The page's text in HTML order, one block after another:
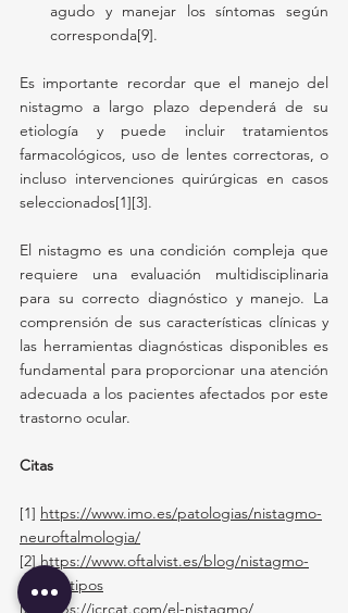
agudo y manejar los síntomas según
corresponda[9].
Es importante recordar que el manejo del
nistagmo a largo plazo dependerá de su
etiología y puede incluir tratamientos
farmacológicos, uso de lentes correctoras, o
incluso intervenciones quirúrgicas en casos
seleccionados[1][3].
El nistagmo es una condición compleja que
requiere una evaluación multidisciplinaria
para su correcto diagnóstico y manejo. La
comprensión de sus características clínicas y
las herramientas diagnósticas disponibles es
fundamental para proporcionar una atención
adecuada a los pacientes afectados por este
trastorno ocular.
Citas
[1] https://www.imo.es/patologias/nistagmo-
neuroftalmologia/
[2] https://www.oftalvist.es/blog/nistagmo-
causas-tipos
[3]
https://icrcat.com/el-nistagmo/